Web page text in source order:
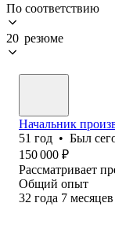
По соответствию
20 резюме
Начальник
51 год • Был
150 000 ₽
Рассматривает
Общий опыт
32 года 7 месяцев